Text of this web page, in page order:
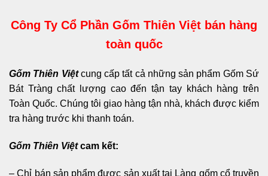
Công Ty Cổ Phần Gốm Thiên Việt bán hàng
toàn quốc
Gốm Thiên Việtcung cấp tất cả những sản phẩm Gốm Sứ
Bát Tràng chất lượng cao đến tận tay khách hàng trên
Toàn Quốc. Chúng tôi giao hàng tận nhà, khách được kiểm
tra hàng trước khi thanh toán.
Gốm Thiên Việtcam kết:
– Chỉ bán sản phẩm được sản xuất tại Làng gốm cổ truyền